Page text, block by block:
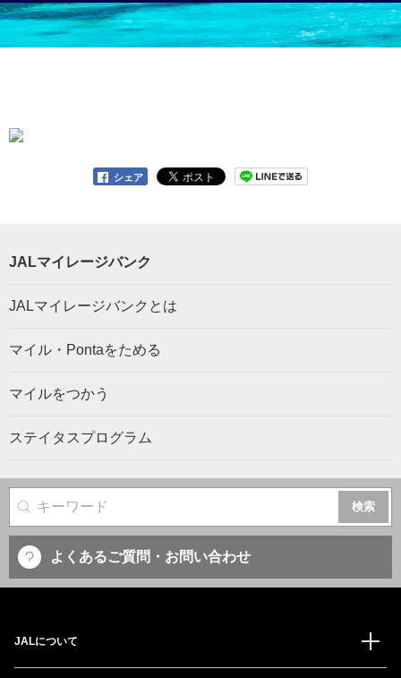
シェア
JALマイレージバンク
JALマイレージバンクとは
マイル・Pontaをためる
マイルをつかう
ステイタスプログラム
サイト内検索
よくあるご質問・お問い合わせ
JALについて